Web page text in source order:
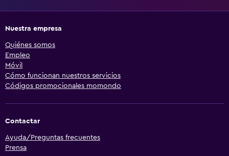
Nuestra empresa
Quiénes somos
Empleo
Móvil
Cómo funcionan nuestros servicios
Códigos promocionales momondo
Contactar
Ayuda/Preguntas frecuentes
Prensa